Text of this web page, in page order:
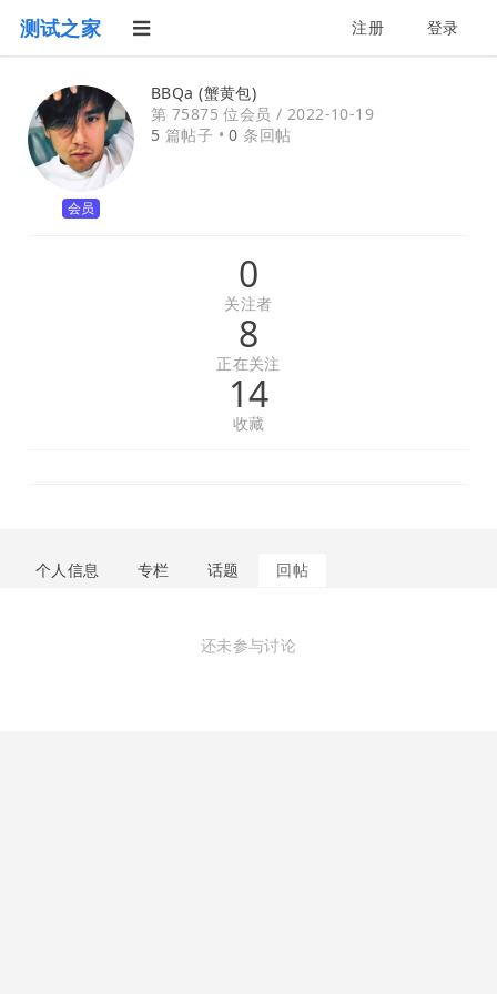
测试之家 注册 登录
会员
BBQa (蟹黄包)
第 75875 位会员 / 2022-10-19
5 篇帖子 •0 条回帖
0
关注者
8
正在关注
14
收藏
个人信息 专栏 话题 回帖
还未参与讨论